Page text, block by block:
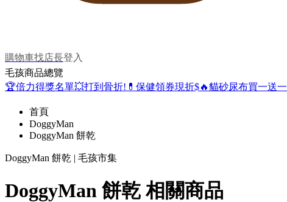
購物車找店長登入
毛孩商品總覽
🏆倍力得獎名單💥打到骨折! 💊保健領券現折$🔥貓砂尿布買一送一
首頁
DoggyMan
DoggyMan 餅乾
DoggyMan 餅乾 | 毛孩市集
DoggyMan 餅乾 相關商品